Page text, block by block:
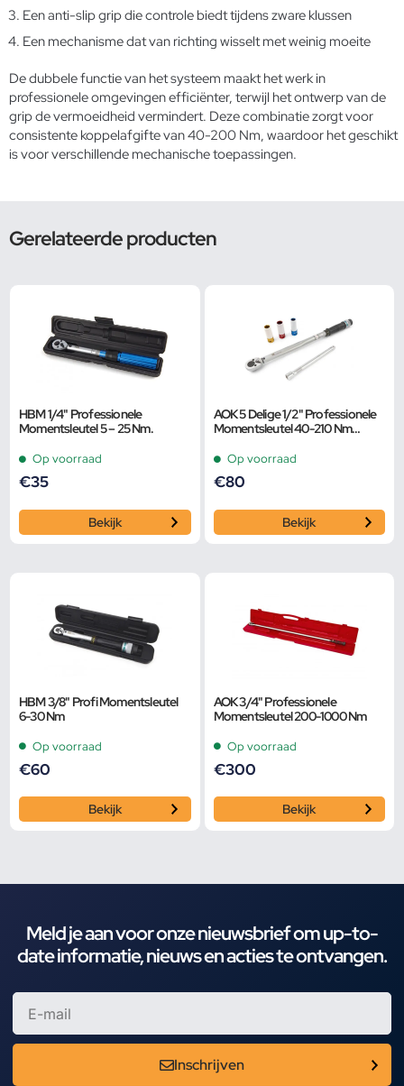
Een anti-slip grip die controle biedt tijdens zware klussen
Een mechanisme dat van richting wisselt met weinig moeite
De dubbele functie van het systeem maakt het werk in
professionele omgevingen efficiënter, terwijl het ontwerp van de
grip de vermoeidheid vermindert. Deze combinatie zorgt voor
consistente koppelafgifte van 40-200 Nm, waardoor het geschikt
is voor verschillende mechanische toepassingen.
Gerelateerde producten
HBM 1/4" Professionele
Momentsleutel 5 – 25 Nm.
Op voorraad
€35
Bekijk
AOK 5 Delige 1/2" Professionele
Momentsleutel 40-210 Nm
Verlengstuk
Op voorraad
€80
Bekijk
HBM 3/8" Profi Momentsleutel
6-30 Nm
Op voorraad
€60
Bekijk
AOK 3/4" Professionele
Momentsleutel 200-1000 Nm
Op voorraad
€300
Bekijk
Meld je aan voor onze nieuwsbrief om up-to-
date informatie, nieuws en acties te ontvangen.
Inschrijven